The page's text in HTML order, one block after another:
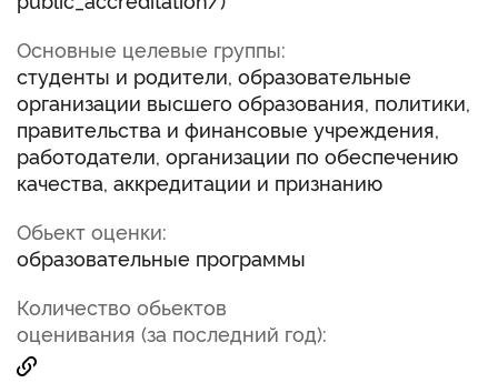
Основные целевые группы:
студенты и родители, образовательные
организации высшего образования, политики,
правительства и финансовые учреждения,
работодатели, организации по обеспечению
качества, аккредитации и признанию
Обьект оценки:
образовательные программы
Количество обьектов
оценивания (за последний год):